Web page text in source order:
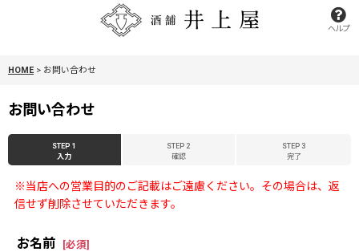
ヘルプ
HOME > お問い合わせ
お問い合わせ
STEP 1
入力
STEP 2
確認
STEP 3
完了
※当店への営業目的のご記載はご遠慮ください。その場合は、返
信せず削除させていただきます。
お名前 [必須]